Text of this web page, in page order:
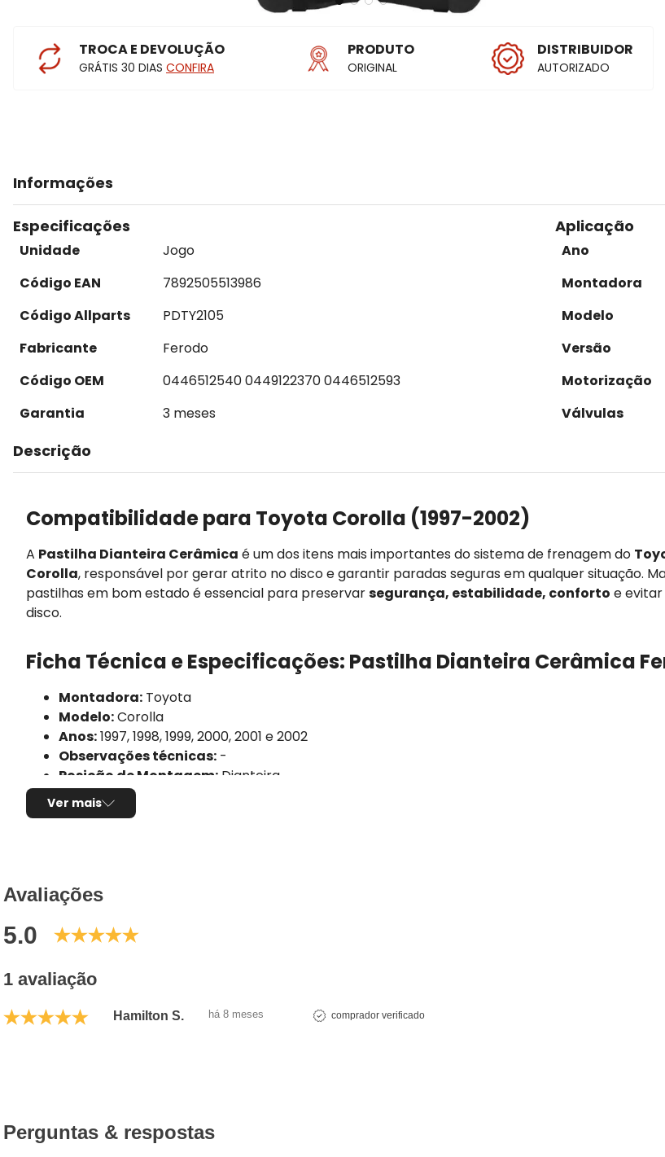
TROCA E DEVOLUÇÃO
GRÁTIS 30 DIAS CONFIRA
PRODUTO
ORIGINAL
DISTRIBUIDOR
AUTORIZADO
Informações
Especificações
Unidade
Jogo
Código EAN
7892505513986
Código Allparts
PDTY2105
Fabricante
Ferodo
Código OEM
0446512540 0449122370 0446512593
Garantia
3 meses
Aplicação
Ano
Montadora
Modelo
Versão
Motorização
Válvulas
Descrição
Compatibilidade para Toyota Corolla (1997-2002)
A Pastilha Dianteira Cerâmica é um dos itens mais importantes do sistema de frenagem do
Corolla, responsável por gerar atrito no disco e garantir paradas seguras em qualquer situação.
pastilhas em bom estado é essencial para preservarsegurança, estabilidade, conforto e
disco.
Ficha Técnica e Especificações: Pastilha Dianteira Cerâmica
Montadora: Toyota
Modelo:Corolla
Anos:1997, 1998, 1999, 2000, 2001 e 2002
Observações técnicas: -
Posição de Montagem: Dianteira
Tipo de produto:
Sistema de freio compatível:
Largura:
Utilização por veículo:
Código EAN/GTIN:
Conteúdo da Embalagem:
Ver mais
Avaliações
5.0
1 avaliação
Hamilton S. há 8 meses comprador verificado
Perguntas & respostas